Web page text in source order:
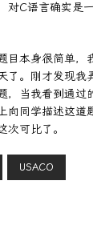
对C语言确实是
目本身很简单，
了。刚才发现
，当我看到通
向同学描述这
次可比了。
USACO